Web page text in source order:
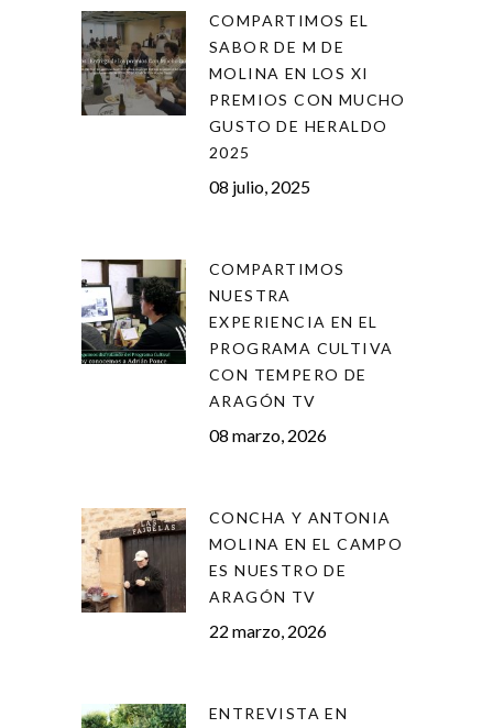
COMPARTIMOS EL
SABOR DE M DE
MOLINA EN LOS XI
PREMIOS CON MUCHO
GUSTO DE HERALDO
2025
08 julio, 2025
COMPARTIMOS
NUESTRA
EXPERIENCIA EN EL
PROGRAMA CULTIVA
CON TEMPERO DE
ARAGÓN TV
08 marzo, 2026
CONCHA Y ANTONIA
MOLINA EN EL CAMPO
ES NUESTRO DE
ARAGÓN TV
22 marzo, 2026
ENTREVISTA EN